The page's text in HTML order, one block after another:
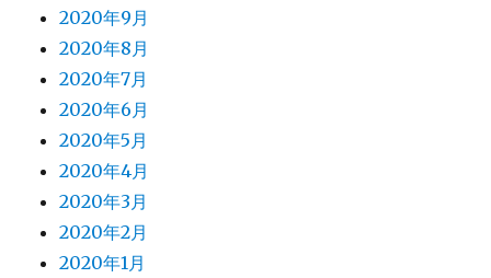
2020年9月
2020年8月
2020年7月
2020年6月
2020年5月
2020年4月
2020年3月
2020年2月
2020年1月